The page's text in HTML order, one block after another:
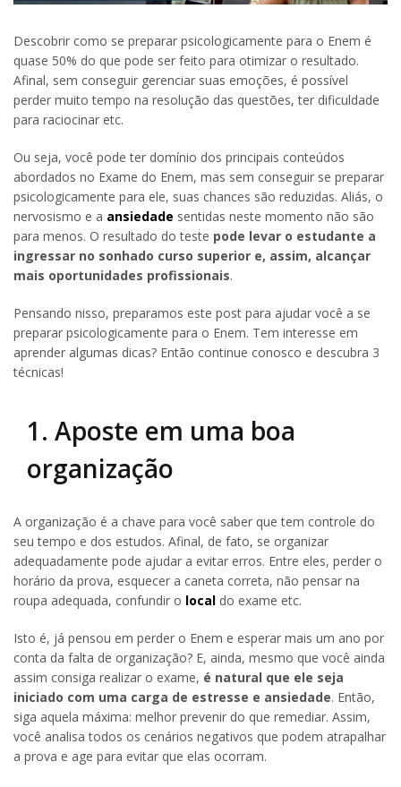
Descobrir como se preparar psicologicamente para o Enem é
quase 50% do que pode ser feito para otimizar o resultado.
Afinal, sem conseguir gerenciar suas emoções, é possível
perder muito tempo na resolução das questões, ter dificuldade
para raciocinar etc.
Ou seja, você pode ter domínio dos principais conteúdos
abordados no Exame do Enem, mas sem conseguir se preparar
psicologicamente para ele, suas chances são reduzidas. Aliás, o
nervosismo e a ansiedade sentidas neste momento não são
para menos. O resultado do teste pode levar o estudante a
ingressar no sonhado curso superior e, assim, alcançar
mais oportunidades profissionais.
Pensando nisso, preparamos este post para ajudar você a se
preparar psicologicamente para o Enem. Tem interesse em
aprender algumas dicas? Então continue conosco e descubra 3
técnicas!
1. Aposte em uma boa
organização
A organização é a chave para você saber que tem controle do
seu tempo e dos estudos. Afinal, de fato, se organizar
adequadamente pode ajudar a evitar erros. Entre eles, perder o
horário da prova, esquecer a caneta correta, não pensar na
roupa adequada, confundir o local do exame etc.
Isto é, já pensou em perder o Enem e esperar mais um ano por
conta da falta de organização? E, ainda, mesmo que você ainda
assim consiga realizar o exame, é natural que ele seja
iniciado com uma carga de estresse e ansiedade. Então,
siga aquela máxima: melhor prevenir do que remediar. Assim,
você analisa todos os cenários negativos que podem atrapalhar
a prova e age para evitar que elas ocorram.